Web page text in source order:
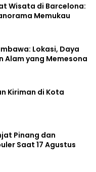
Wisata di Barcelona:
Memukau
Lokasi, Daya
Alam yang Memesona
Kiriman di Kota
Pinang dan
Saat 17 Agustus